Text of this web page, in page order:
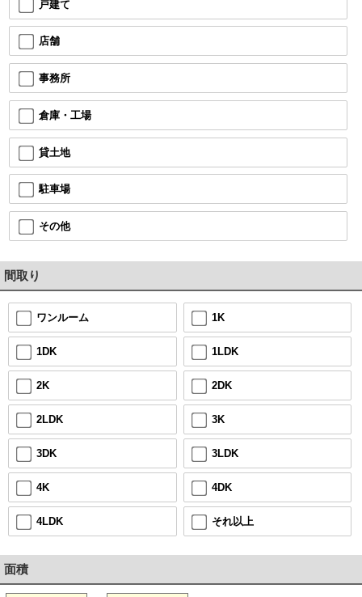
戸建て
店舗
事務所
倉庫・工場
貸土地
駐車場
その他
間取り
ワンルーム 1K
1DK 1LDK
2K 2DK
2LDK 3K
3DK 3LDK
4K 4DK
4LDK それ以上
面積